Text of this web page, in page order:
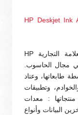
شركة هوليت باكارد معروفة أيضاً بالعلامة التجارية HP
مجال الحاسوب.
طابعاتها، وعتاد
وتطبيقات
: معدات
البيانات وأنواع